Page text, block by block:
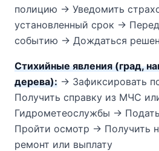
полицию → Уведомить
установленный срок →
событию → Дождаться
Стихийные явления (град,
дерева): → Зафиксировать
Получить справку из МЧС
Гидрометеослужбы →
Пройти осмотр → Получить
ремонт или выплату